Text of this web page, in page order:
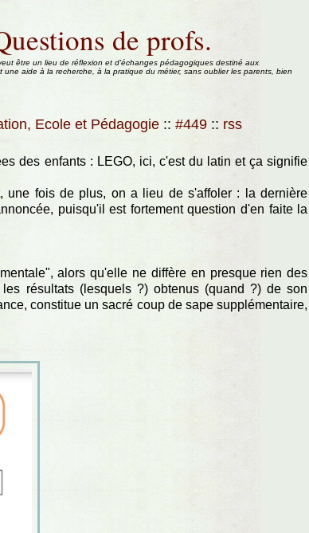
de profs.
être un lieu de réflexion et d'échanges pédagogiques destiné aux
aide à la recherche, à la pratique du métier, sans oublier les parents, bien
Ecole et Pédagogie :: #449 :: rss
des enfants : LEGO, ici, c'est du latin et ça signifie
une fois de plus, on a lieu de s'affoler : la dernière
puisqu'il est fortement question d'en faite la
alors qu'elle ne diffère en presque rien des
résultats (lesquels ?) obtenus (quand ?) de son
constitue un sacré coup de sape supplémentaire,